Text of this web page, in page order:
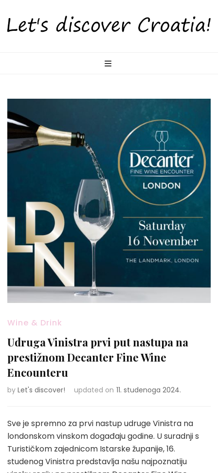
Wine & Drink
Udruga Vinistra prvi put nastupa na
prestižnom Decanter Fine Wine
Encounteru
by Let's discover! updated on 11. studenoga 2024.
Sve je spremno za prvi nastup udruge Vinistra na
londonskom vinskom događaju godine. U suradnji s
Turističkom zajednicom Istarske županije, 16.
studenog Vinistra predstavlja našu najpoznatiju